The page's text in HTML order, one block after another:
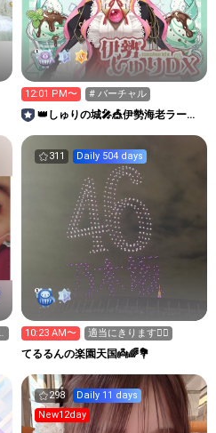
12:01 PM〜 # バーチャル
👑しゅりの城🎤🎪伊勢海老ラーメ
311 Daily 504 days
10:23 AM〜
てるるんの楽園天国👼🌈💐
298
Daily 11 days
New12day